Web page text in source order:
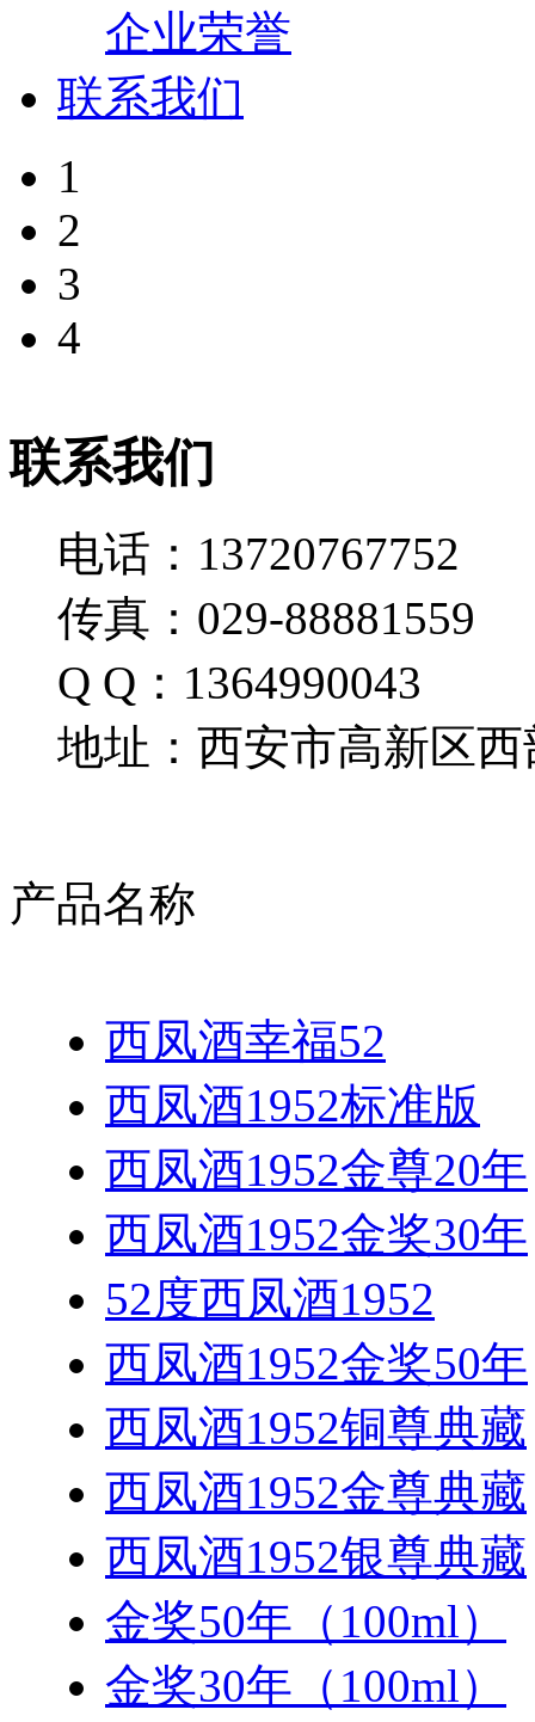
企业荣誉
联系我们
1
2
3
4
联系我们
电话：13720767752
传真：029-88881559
Q Q：1364990043
地址：西安市高新区西
产品名称
西凤酒幸福52
西凤酒1952标准版
西凤酒1952金尊20年
西凤酒1952金奖30年
52度西凤酒1952
西凤酒1952金奖50年
西凤酒1952铜尊典藏
西凤酒1952金尊典藏
西凤酒1952银尊典藏
金奖50年（100ml）
金奖30年（100ml）